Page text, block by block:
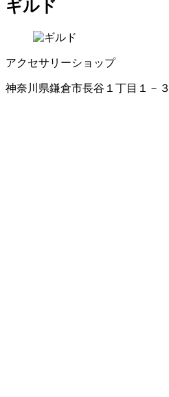
ギルド
アクセサリーショップ
神奈川県鎌倉市長谷１丁目１－３